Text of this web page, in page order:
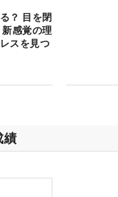
？ 目を閉
新感覚の理
スを見つ
績